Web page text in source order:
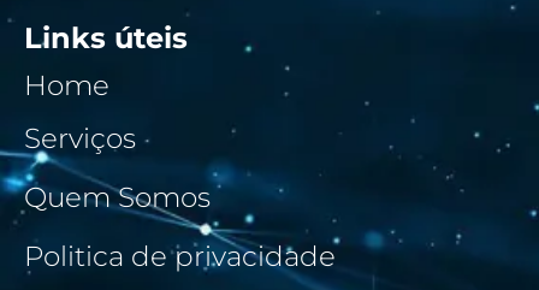
Links úteis
Home
Serviços
Quem Somos
Politica de privacidade